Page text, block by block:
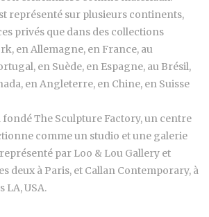
représenté sur plusieurs continents,
privés que dans des collections
en Allemagne, en France, au
en Suède, en Espagne, au Brésil,
en Angleterre, en Chine, en Suisse
fondé The Sculpture Factory, un centre
comme un studio et une galerie
par Loo & Lou Gallery et
deux à Paris, et Callan Contemporary, à
LA, USA.